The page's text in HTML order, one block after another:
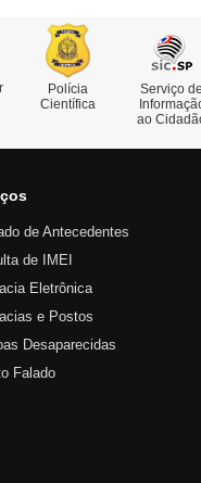
Polícia
Científica
Serviço
ao
de Antecedentes
de IMEI
Eletrônica
e Postos
Desaparecidas
Falado